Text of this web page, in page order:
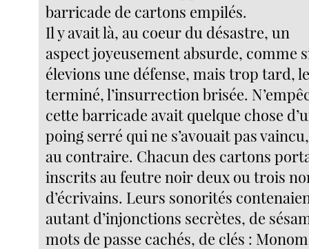
barricade de cartons empilés.
Il y avait là, au coeur du désastre, un
aspect joyeusement absurde, comme
élevions une défense, mais trop tard,
terminé, l’insurrection brisée.
cette barricade avait quelque chose
poing serré qui ne s’avouait pas vaincu,
au contraire. Chacun des cartons
inscrits au feutre noir deux ou trois
d’écrivains. Leurs sonorités
autant d’injonctions secrètes, de
mots de passe cachés, de clés :